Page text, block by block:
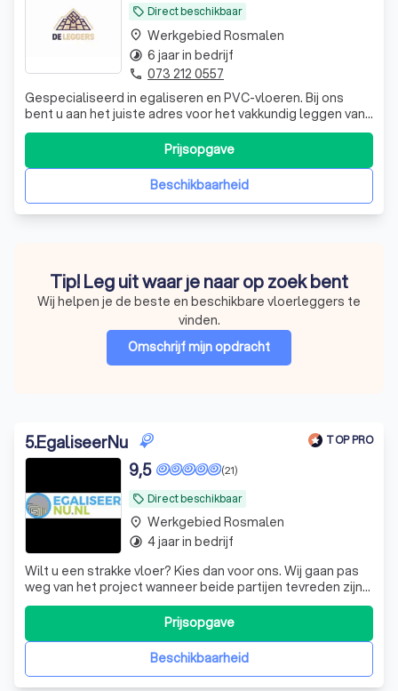
local_offer Direct beschikbaar
Gespecialiseerd in egaliseren en PVC-vloeren. Bij ons
bent u aan het juiste adres voor het vakkundig leggen van
uw nieuwe vloer. Wij combineren vakmanschap met oog
voor detail en werken alleen met materialen van
topkwaliteit. Wat kunt u van ons verwachten? ✔ Kwaliteit:
We gebruiken uitsluitend hoog
Beschikbaarheid
Prijsopgave
place Werkgebied Rosmalen
timelapse 6 jaar in bedrijf
phone 073 212 0557
Tip! Leg uit waar je naar op zoek bent
Wij helpen je de beste en beschikbare vloerleggers te
vinden.
Omschrijf mijn opdracht
5.EgaliseerNu TOP PRO
local_offer Direct beschikbaar
(21)
9,5
Wilt u een strakke vloer? Kies dan voor ons. Wij gaan pas
weg van het project wanneer beide partijen tevreden zijn
over het eind resultaat! Vertrouwen, vakmanschap en
klantenservice staan bovenaan.
Beschikbaarheid
Prijsopgave
place Werkgebied Rosmalen
timelapse 4 jaar in bedrijf